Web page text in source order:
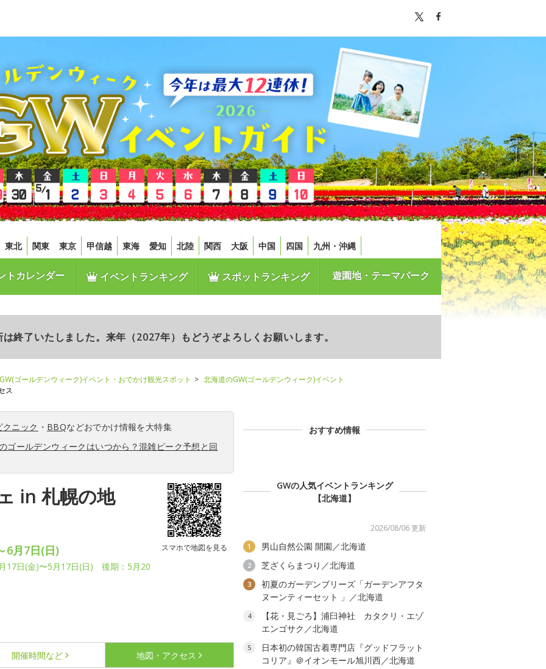
東北 関東 東京 甲信越 東海 愛知 北陸 関西 大阪 中国 四国 九州・沖縄
トカレンダー イベントランキング スポットランキング 遊園地・テーマパーク
終了いたしました。来年（2027年）もどうぞよろしくお願いします。
ゴールデンウィーク)イベント・おでかけ観光スポット
北海道のGW(ゴールデンウィーク)イベント
ス
クニック ・ BBQなどおでかけ情報を大特集
ゴールデンウィークはいつから？混雑ピーク予想と回
in 札幌の地
スマホで地図を見る
6月7日(日)
17日(金)〜5月17日(日) 後期：5月20
開催時間など 地図・アクセス
おすすめ情報
GWの人気イベントランキング
【北海道】
2026/08/06 更新
1 男山自然公園 開園／北海道
2 芝ざくらまつり／北海道
3
初夏のガーデンブリーズ「ガーデンアフタ
ヌーンティーセット 」／北海道
4
【花・見ごろ】浦臼神社 カタクリ・エゾ
エンゴサク／北海道
5
日本初の韓国古着専門店『グッドフラット
コリア』＠イオンモール旭川西／北海道